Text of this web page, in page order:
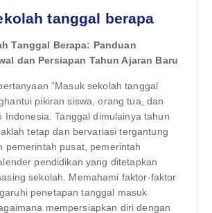
tanggal berapa
Tanggal Berapa: Panduan
dan Persiapan Tahun Ajaran Baru
“Masuk sekolah tanggal
pikiran siswa, orang tua, dan
Indonesia. Tanggal dimulainya tahun
tetap dan bervariasi tergantung
pemerintah pusat, pemerintah
pendidikan yang ditetapkan
sekolah. Memahami faktor-faktor
penetapan tanggal masuk
mempersiapkan diri dengan